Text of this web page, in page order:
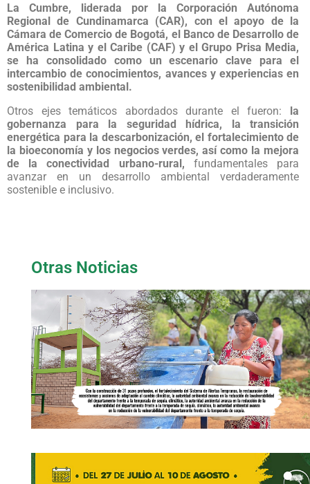
La Cumbre, liderada por la Corporación Autónoma
Regional de Cundinamarca (CAR), con el apoyo de la
Cámara de Comercio de Bogotá, el Banco de Desarrollo de
América Latina y el Caribe (CAF) y el Grupo Prisa Media,
se ha consolidado como un escenario clave para el
intercambio de conocimientos, avances y experiencias en
sostenibilidad ambiental.
Otros ejes temáticos abordados durante el fueron: la
gobernanza para la seguridad hídrica, la transición
energética para la descarbonización, el fortalecimiento de
la bioeconomía y los negocios verdes, así como la mejora
de la conectividad urbano-rural, fundamentales para
avanzar en un desarrollo ambiental verdaderamente
sostenible e inclusivo.
Otras Noticias